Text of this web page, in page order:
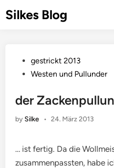
toSilkes Blog
Postedgestrickt 2013
Westen und Pullunder
der
by Silke • 24. März 2013
… ist fertig. Da die
zusammenpassten, habe